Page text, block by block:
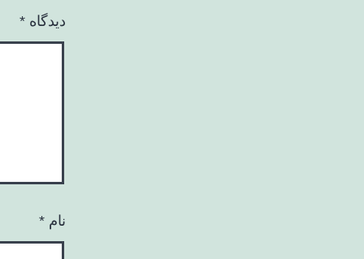
دیدگاه *
نام *